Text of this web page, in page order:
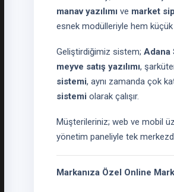
manav yazılımı ve market
esnek modülleriyle hem
Geliştirdiğimiz sistem; Adana
meyve satış yazılımı,
sistemi, aynı zamanda çok
sistemi olarak çalışır.
Müşterileriniz; web ve mobil
yönetim paneliyle tek
Markanıza Özel Online